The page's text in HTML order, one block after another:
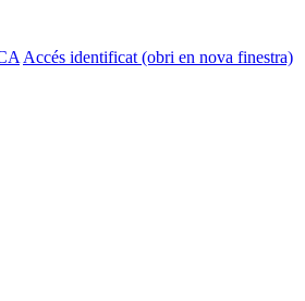
Accés identificat (obri en nova finestra)